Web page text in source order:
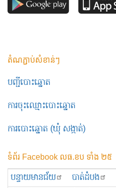
តំណភ្ជាប់សំខាន់ៗ
បញ្ជីបោះឆ្នោត
ការចុះឈ្មោះបោះឆ្នោត
ការបោះឆ្នោត (ឃុំ សង្កាត់)
ទំព័រ Facebook លធ.ខប ទាំង ២៥
បន្ទាយមានជ័យ បាត់ដំបង